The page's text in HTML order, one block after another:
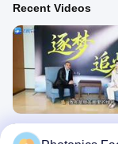
Recent Videos
절강성 TV와 인터뷰한
립자